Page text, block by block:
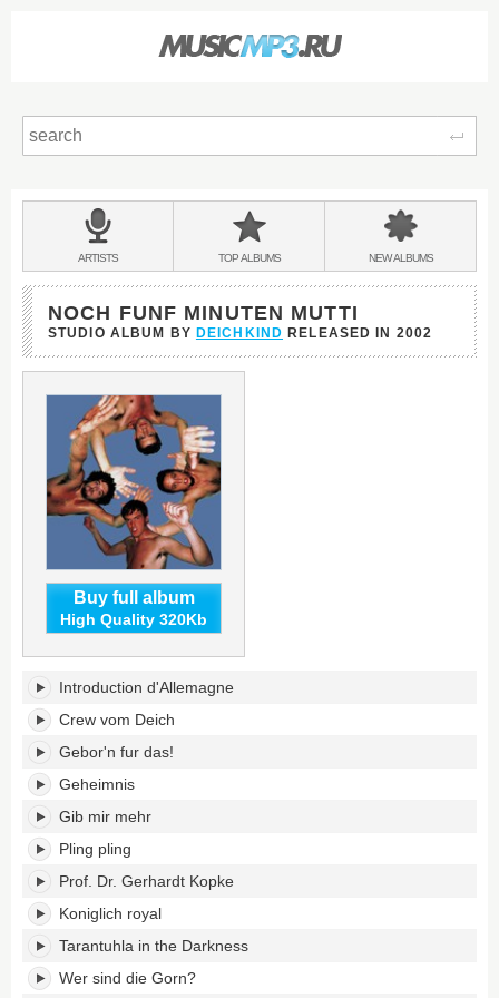
BANDS
&
ARTISTS TOPALBUMS NEWALBUMS
NOCH FUNF MINUTEN MUTTI
STUDIO ALBUM BY DEICHKIND RELEASED IN 2002
Buy full album
High Quality 320Kb
Noch
funf
Minuten
Mutti's
tracklist:
Introduction d'Allemagne
Crew vom Deich
Gebor'n fur das!
Geheimnis
Gib mir mehr
Pling pling
Prof. Dr. Gerhardt Kopke
Koniglich royal
Tarantuhla in the Darkness
Wer sind die Gorn?